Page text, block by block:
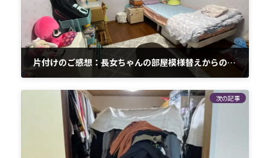
片付けのご感想：長女ちゃんの部屋模様替えからの～次女ちゃん整理収納デビュー編
次の記事